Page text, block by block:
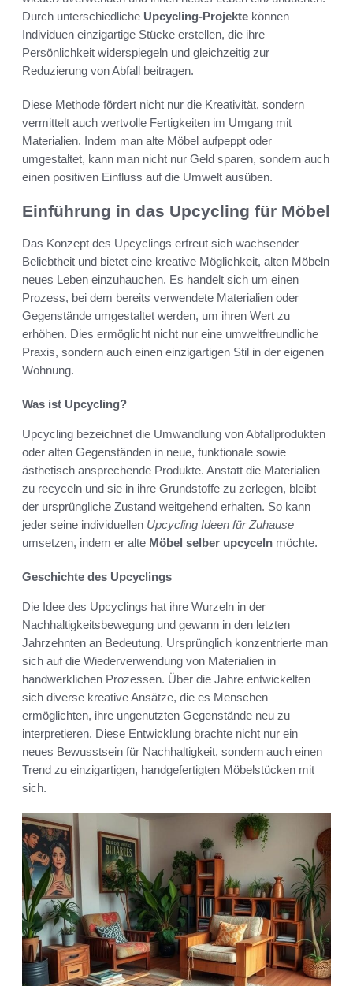
Durch unterschiedliche Upcycling-Projekte können
Individuen einzigartige Stücke erstellen, die ihre
Persönlichkeit widerspiegeln und gleichzeitig zur
Reduzierung von Abfall beitragen.
Diese Methode fördert nicht nur die Kreativität, sondern
vermittelt auch wertvolle Fertigkeiten im Umgang mit
Materialien. Indem man alte Möbel aufpeppt oder
umgestaltet, kann man nicht nur Geld sparen, sondern auch
einen positiven Einfluss auf die Umwelt ausüben.
Einführung in das Upcycling für Möbel
Das Konzept des Upcyclings erfreut sich wachsender
Beliebtheit und bietet eine kreative Möglichkeit, alten Möbeln
neues Leben einzuhauchen. Es handelt sich um einen
Prozess, bei dem bereits verwendete Materialien oder
Gegenstände umgestaltet werden, um ihren Wert zu
erhöhen. Dies ermöglicht nicht nur eine umweltfreundliche
Praxis, sondern auch einen einzigartigen Stil in der eigenen
Wohnung.
Was ist Upcycling?
Upcycling bezeichnet die Umwandlung von Abfallprodukten
oder alten Gegenständen in neue, funktionale sowie
ästhetisch ansprechende Produkte. Anstatt die Materialien
zu recyceln und sie in ihre Grundstoffe zu zerlegen, bleibt
der ursprüngliche Zustand weitgehend erhalten. So kann
jeder seine individuellen Upcycling Ideen für Zuhause
umsetzen, indem er alte Möbel selber upcyceln möchte.
Geschichte des Upcyclings
Die Idee des Upcyclings hat ihre Wurzeln in der
Nachhaltigkeitsbewegung und gewann in den letzten
Jahrzehnten an Bedeutung. Ursprünglich konzentrierte man
sich auf die Wiederverwendung von Materialien in
handwerklichen Prozessen. Über die Jahre entwickelten
sich diverse kreative Ansätze, die es Menschen
ermöglichten, ihre ungenutzten Gegenstände neu zu
interpretieren. Diese Entwicklung brachte nicht nur ein
neues Bewusstsein für Nachhaltigkeit, sondern auch einen
Trend zu einzigartigen, handgefertigten Möbelstücken mit
sich.